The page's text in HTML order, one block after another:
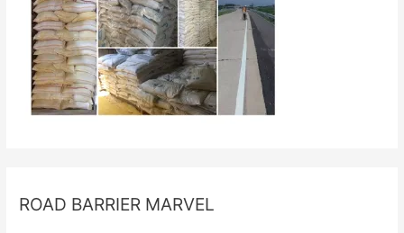
ROAD BARRIER MARVEL